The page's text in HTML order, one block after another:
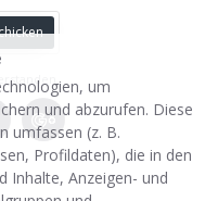
um
und abzurufen. Diese
umfassen (z. B.
Profildaten), die in den
Inhalte, Anzeigen- und